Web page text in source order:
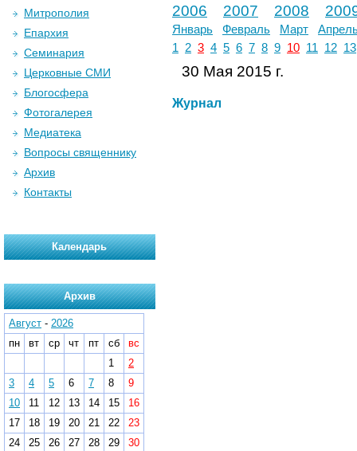
2006
2007 2008
Январь Февраль Март
1
2 3 4 5 6 7 8 9 10 11 12 13
30 Мая 2015 г.
Журнал
Митрополия
Епархия
Семинария
Церковные СМИ
Блогосфера
Фотогалерея
Медиатека
Вопросы священнику
Архив
Контакты
Календарь
Архив
Август - 2026
пн
вт ср чт пт сб
вс
1
2
3
4 5 6 7 8
9
10
11 12 13 14 15
16
17
18 19 20 21 22
23
24
25 26 27 28 29
30